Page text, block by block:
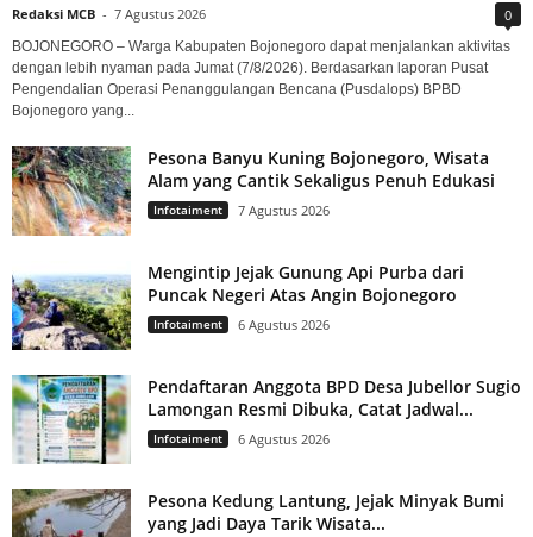
Redaksi MCB - 7 Agustus 2026 0
BOJONEGORO – Warga Kabupaten Bojonegoro dapat menjalankan aktivitas
dengan lebih nyaman pada Jumat (7/8/2026). Berdasarkan laporan Pusat
Pengendalian Operasi Penanggulangan Bencana (Pusdalops) BPBD
Bojonegoro yang...
Pesona Banyu Kuning Bojonegoro, Wisata
Alam yang Cantik Sekaligus Penuh Edukasi
Infotaiment 7 Agustus 2026
Mengintip Jejak Gunung Api Purba dari
Puncak Negeri Atas Angin Bojonegoro
Infotaiment 6 Agustus 2026
Pendaftaran Anggota BPD Desa Jubellor Sugio
Lamongan Resmi Dibuka, Catat Jadwal...
Infotaiment 6 Agustus 2026
Pesona Kedung Lantung, Jejak Minyak Bumi
yang Jadi Daya Tarik Wisata...